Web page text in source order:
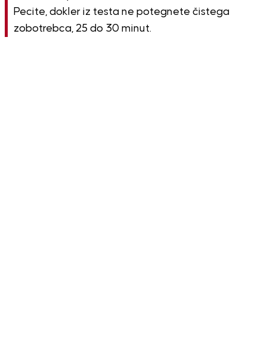
Pecite, dokler iz testa ne potegnete čistega
zobotrebca, 25 do 30 minut.